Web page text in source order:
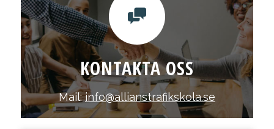
KONTAKTA OSS
Mail:info@allianstrafikskola.se